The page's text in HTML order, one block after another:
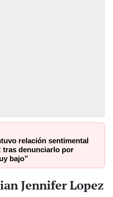
relación sentimental
tras denunciarlo por
bajo”
Jennifer Lopez